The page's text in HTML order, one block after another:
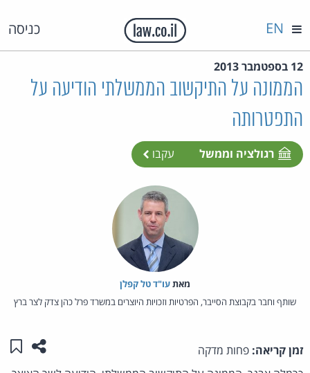
כניסה EN
12 בספטמבר 2013
הממונה על התיקשוב הממשלתי הודיעה על
התפטרותה
רגולציה וממשל עקבו
מאת‏עו"ד טל קפלן
שותף וחבר בקבוצת הסייבר, הפרטיות וזכויות היוצרים במשרד פרל כהן צדק לצר ברץ
זמן קריאה: פחות מדקה שתפו